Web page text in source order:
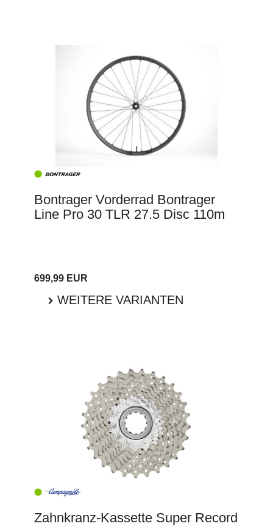
Bontrager Vorderrad Bontrager
Line Pro 30 TLR 27.5 Disc 110m
699,99 EUR
WEITERE VARIANTEN
Zahnkranz-Kassette Super Record